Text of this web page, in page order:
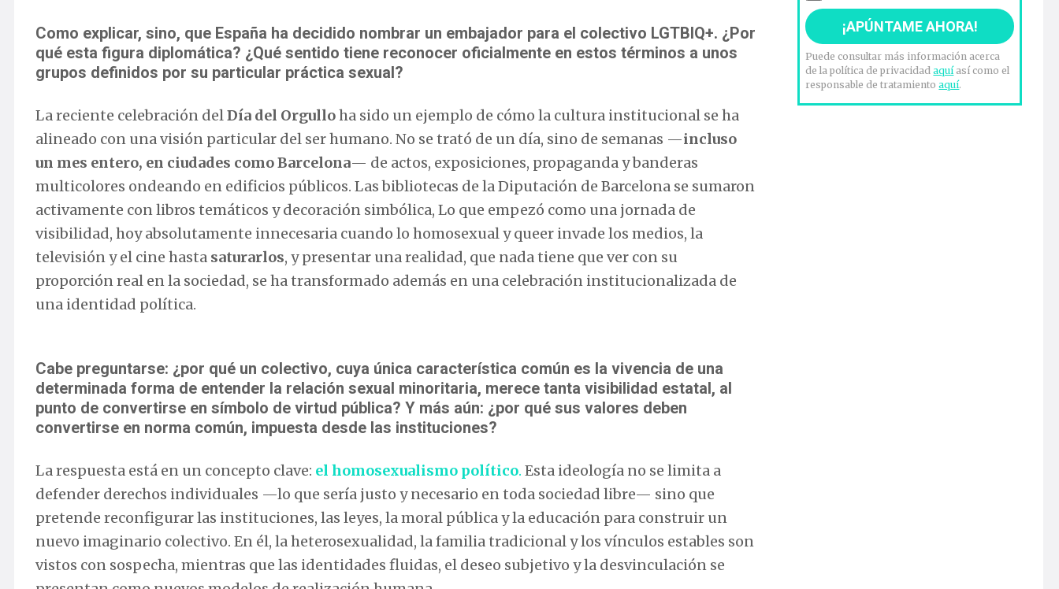
Como explicar, sino, que España ha decidido nombrar un embajador para el colectivo LGTBIQ+. ¿Por
qué esta figura diplomática? ¿Qué sentido tiene reconocer oficialmente en estos términos a unos
grupos definidos por su particular práctica sexual?
La reciente celebración del Día del Orgulloha sido un ejemplo de cómo la cultura institucional se ha
alineado con una visión particular del ser humano. No se trató de un día, sino de semanas —incluso
un mes entero, en ciudades como Barcelona— de actos, exposiciones, propaganda y banderas
multicolores ondeando en edificios públicos. Las bibliotecas de la Diputación de Barcelona se sumaron
activamente con libros temáticos y decoración simbólica, Lo que empezó como una jornada de
visibilidad, hoy absolutamente innecesaria cuando lo homosexual y queer invade los medios, la
televisión y el cine hasta saturarlos, y presentar una realidad, que nada tiene que ver con su
proporción real en la sociedad, se ha transformado además en una celebración institucionalizada de
una identidad política.
Cabe preguntarse: ¿por qué un colectivo, cuya única característica común es la vivencia de una
determinada forma de entender la relación sexual minoritaria, merece tanta visibilidad estatal, al
punto de convertirse en símbolo de virtud pública? Y más aún: ¿por qué sus valores deben
convertirse en norma común, impuesta desde las instituciones?
La respuesta está en un concepto clave: el homosexualismo político. Esta ideología no se limita a
defender derechos individuales —lo que sería justo y necesario en toda sociedad libre— sino que
pretende reconfigurar las instituciones, las leyes, la moral pública y la educación para construir un
nuevo imaginario colectivo. En él, la heterosexualidad, la familia tradicional y los vínculos estables son
vistos con sospecha, mientras que las identidades fluidas, el deseo subjetivo y la desvinculación se
Puede consultar más información acerca
de la política de privacidadaquíasí como el
responsable de tratamientoaquí.